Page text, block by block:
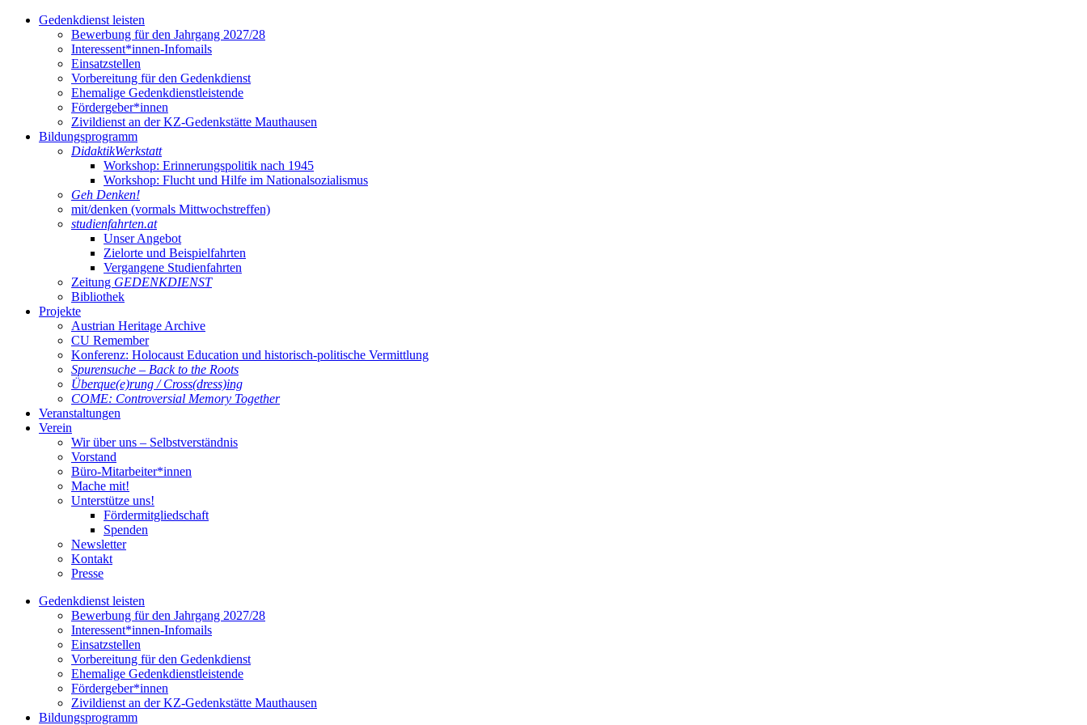
Gedenkdienst leisten
Bewerbung für den Jahrgang 2027/28
Interessent*innen-Infomails
Einsatzstellen
Vorbereitung für den Gedenkdienst
Ehemalige Gedenkdienstleistende
Fördergeber*innen
Zivildienst an der KZ-Gedenkstätte Mauthausen
Bildungsprogramm
DidaktikWerkstatt
Workshop: Erinnerungspolitik nach 1945
Workshop: Flucht und Hilfe im Nationalsozialismus
Geh Denken!
mit/denken (vormals Mittwochstreffen)
studienfahrten.at
Unser Angebot
Zielorte und Beispielfahrten
Vergangene Studienfahrten
Zeitung GEDENKDIENST
Bibliothek
Projekte
Austrian Heritage Archive
CU Remember
Konferenz: Holocaust Education und historisch-politische Vermittlung
Spurensuche – Back to the Roots
Überque(e)rung / Cross(dress)ing
COME: Controversial Memory Together
Veranstaltungen
Verein
Wir über uns – Selbstverständnis
Vorstand
Büro-Mitarbeiter*innen
Mache mit!
Unterstütze uns!
Fördermitgliedschaft
Spenden
Newsletter
Kontakt
Presse
Gedenkdienst leisten
Bewerbung für den Jahrgang 2027/28
Interessent*innen-Infomails
Einsatzstellen
Vorbereitung für den Gedenkdienst
Ehemalige Gedenkdienstleistende
Fördergeber*innen
Zivildienst an der KZ-Gedenkstätte Mauthausen
Bildungsprogramm